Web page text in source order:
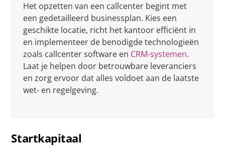
Het opzetten van een callcenter begint met
een gedetailleerd businessplan. Kies een
geschikte locatie, richt het kantoor efficiënt in
en implementeer de benodigde technologieën
zoals callcenter software en CRM-systemen.
Laat je helpen door betrouwbare leveranciers
en zorg ervoor dat alles voldoet aan de laatste
wet- en regelgeving.
Startkapitaal